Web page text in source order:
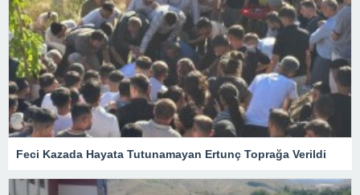
Feci Kazada Hayata Tutunamayan Ertunç Toprağa Verildi